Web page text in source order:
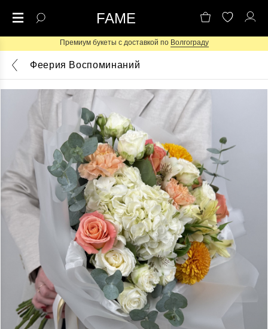
FAME
Премиум букеты с доставкой по Волгограду
Феерия Воспоминаний